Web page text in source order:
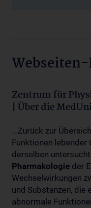
Zentrum für
| Über die
...Zurück zur
Funktionen lebender
derselben
Pharmakologie der
Wechselwirkungen
und Substanzen, die
abnormale